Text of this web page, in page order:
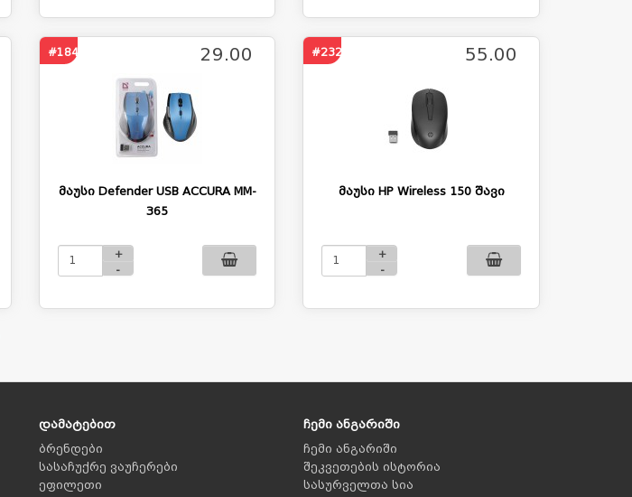
#1842 29.00
მაუსი Defender USB ACCURA MM-
365
+
-
#2327 55.00
მაუსი HP Wireless 150 შავი
+
-
დამატებით
ბრენდები
სასაჩუქრე ვაუჩერები
ეფილეთი
ჩემი ანგარიში
ჩემი ანგარიში
შეკვეთების ისტორია
სასურველთა სია